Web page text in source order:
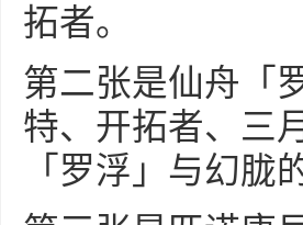
拓者。
第二张是仙舟「
特、开拓者、三
「罗浮」与幻胧